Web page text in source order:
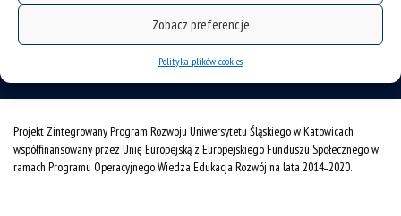
Zobacz preferencje
Polityka plików cookies
pokój 546, e-mail:dawid.czapla@us.edu.pl
Projekt Zintegrowany Program Rozwoju Uniwersytetu Śląskiego w Katowicach
współfinansowany przez Unię Europejską z Europejskiego Funduszu Społecznego w
ramach Programu Operacyjnego Wiedza Edukacja Rozwój na lata 2014˗2020.